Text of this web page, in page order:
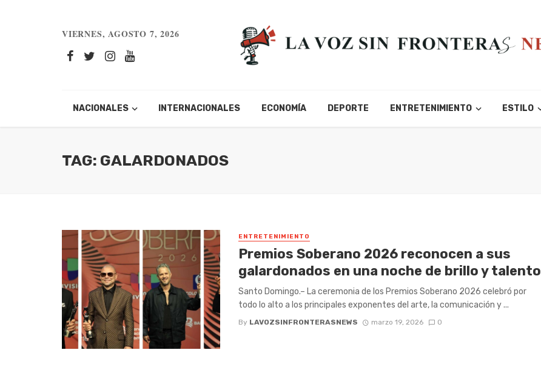
VIERNES, AGOSTO 7, 2026
NACIONALES INTERNACIONALES ECONOMÍA DEPORTE ENTRETENIMIENTO ESTILO
TAG: GALARDONADOS
ENTRETENIMIENTO
Premios Soberano 2026 reconocen a sus
galardonados en una noche de brillo y talento
Santo Domingo.– La ceremonia de los Premios Soberano 2026 celebró por
todo lo alto a los principales exponentes del arte, la comunicación y ...
By LAVOZSINFRONTERASNEWS marzo 19, 2026 0